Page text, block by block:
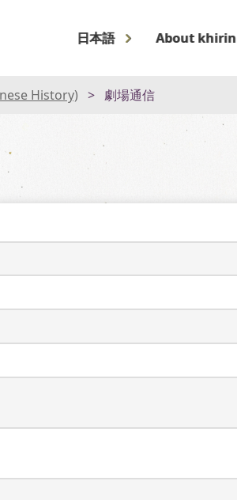
日本語 About khirin
History) 劇場通信